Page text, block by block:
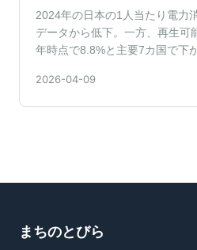
2024年の日本の1人当たり電力
データから低下。一方、再生可
年時点で8.8%と主要7カ国で下
2026-04-09
まちのとびら